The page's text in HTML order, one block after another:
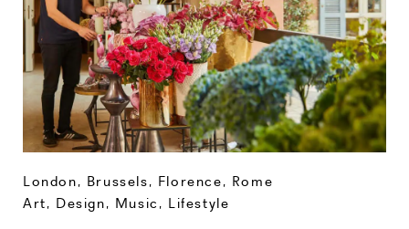
London, Brussels, Florence, Rome
Art, Design, Music , Lifestyle